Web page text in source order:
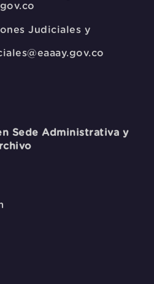
Judiciales y
Sede Administrativa y